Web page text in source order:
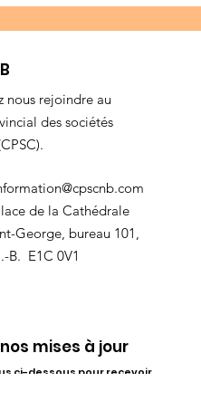
nous rejoindre au
des sociétés
de la Cathédrale
George, bureau 101,
B. E1C 0V1
mises à jour
ci-dessous pour recevoir